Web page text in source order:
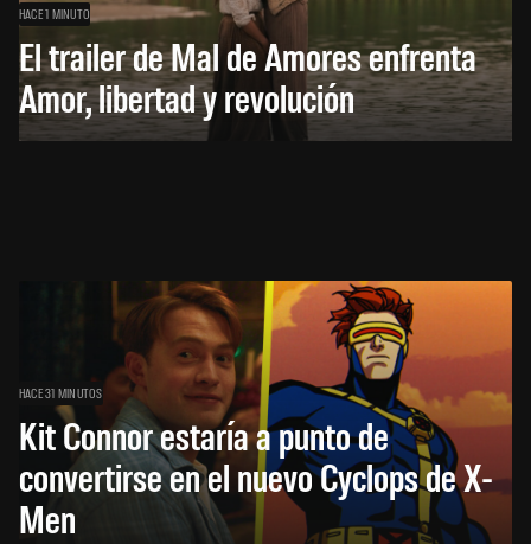
HACE 1 MINUTO
El trailer de Mal de Amores enfrenta
Amor, libertad y revolución
HACE 31 MINUTOS
Kit Connor estaría a punto de
convertirse en el nuevo Cyclops de X-
Men